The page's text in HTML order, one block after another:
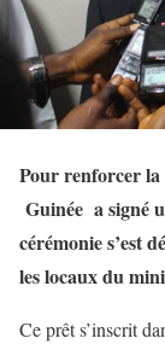
Pour renforcer
Guinée a signé
cérémonie s’est
les locaux du
Ce prêt s’inscrit